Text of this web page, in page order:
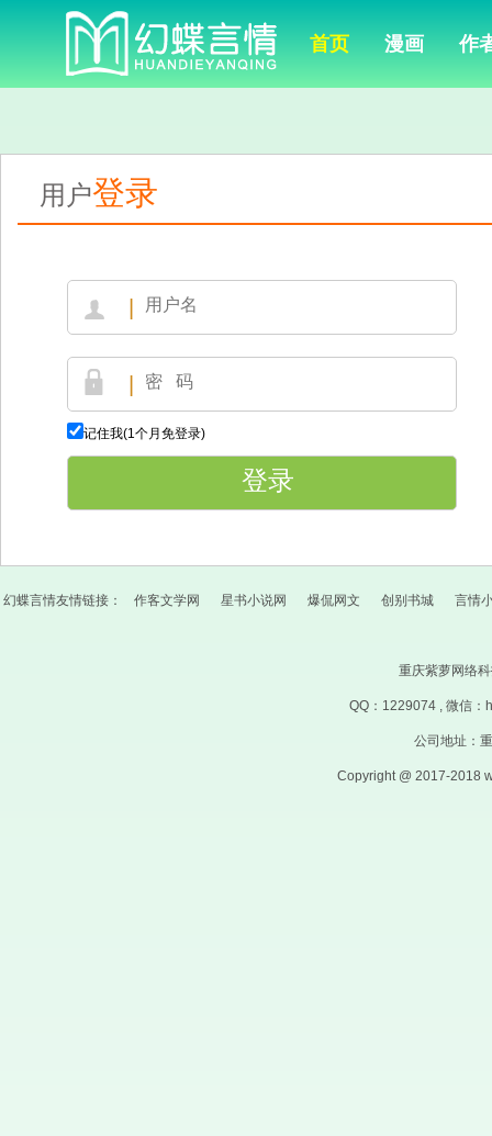
首页 漫画 作
用户登录
记住我(1个月免登录)
幻蝶言情友情链接： 作客文学网 星书小说网 爆侃网文 创别书城 言情
重庆紫萝网络
QQ： 1229074, 微信：
公司地址：
Copyright @ 2017-2018